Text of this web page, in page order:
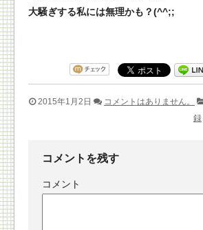
大騒ぎする私には無理かも？(^^;;
2015年1月2日 コメントはありません。
録
コメントを残す
コメント